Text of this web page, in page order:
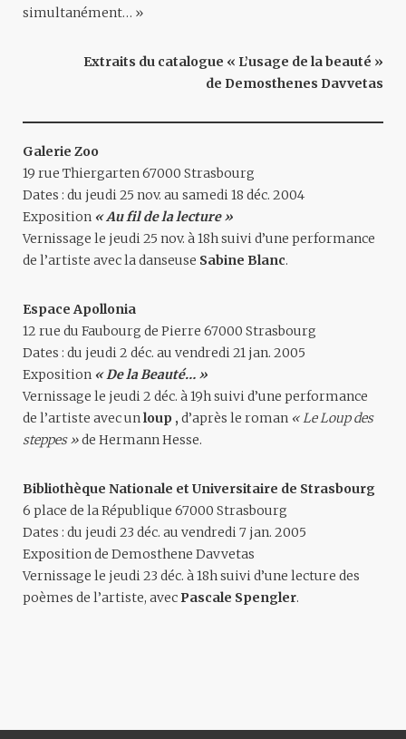
simultanément… »
Extraits du catalogue « L’usage de la beauté »
de Demosthenes Davvetas
Galerie Zoo
19 rue Thiergarten 67000 Strasbourg
Dates : du jeudi 25 nov. au samedi 18 déc. 2004
Exposition « Au fil de la lecture »
Vernissage le jeudi 25 nov. à 18h suivi d’une performance
de l’artiste avec la danseuse Sabine Blanc.
Espace Apollonia
12 rue du Faubourg de Pierre 67000 Strasbourg
Dates : du jeudi 2 déc. au vendredi 21 jan. 2005
Exposition « De la Beauté… »
Vernissage le jeudi 2 déc. à 19h suivi d’une performance
de l’artiste avec un loup , d’après le roman « Le Loup des
steppes »de Hermann Hesse.
Bibliothèque Nationale et Universitaire de Strasbourg
6 place de la République 67000 Strasbourg
Dates : du jeudi 23 déc. au vendredi 7 jan. 2005
Exposition de Demosthene Davvetas
Vernissage le jeudi 23 déc. à 18h suivi d’une lecture des
poèmes de l’artiste, avec Pascale Spengler.